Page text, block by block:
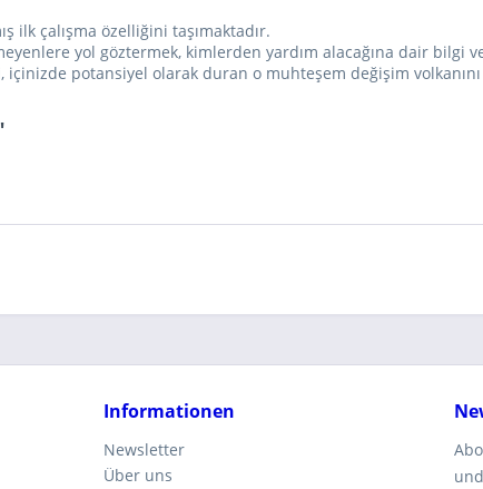
ilk çalışma özelliğini taşımaktadır.
yol göztermek, kimlerden yardım alacağına dair bilgi
potansiyel olarak duran o muhteşem değişim volkanını
Informationen
Newsletter
Über uns